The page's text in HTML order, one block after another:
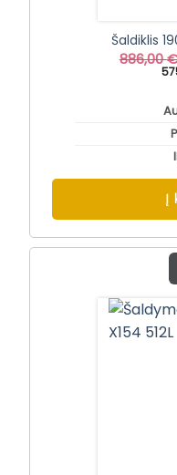
Šaldiklis
886,00€
Į